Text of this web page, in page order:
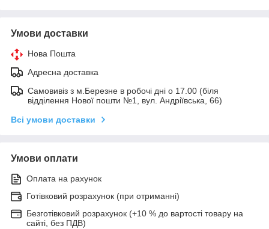
Умови доставки
Нова Пошта
Адресна доставка
Самовивіз з м.Березне в робочі дні о 17.00 (біля
відділення Нової пошти №1, вул. Андріївська, 66)
Всі умови доставки
Умови оплати
Оплата на рахунок
Готівковий розрахунок (при отриманні)
Безготівковий розрахунок (+10 % до вартості товару на
сайті, без ПДВ)